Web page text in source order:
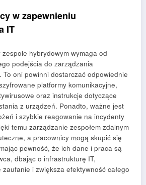
w zapewnieniu
IT
hybrydowym wymaga od
podejścia do zarządzania
To oni powinni dostarczać odpowiednie
platformy komunikacyjne,
oraz instrukcje dotyczące
z urządzeń. Ponadto, ważne jest
i szybkie reagowanie na incydenty
temu zarządzanie zespołem zdalnym
a pracownicy mogą skupić się
pewność, że ich dane i praca są
dbając o infrastrukturę IT,
i zwiększa efektywność całego